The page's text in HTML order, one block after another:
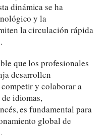
dinámica se ha
y la
la circulación rápida
que los profesionales
desarrollen
y colaborar a
idiomas,
es fundamental para
global de